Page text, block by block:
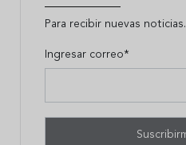
Para recibir nuevas noticias.
Ingresar correo*